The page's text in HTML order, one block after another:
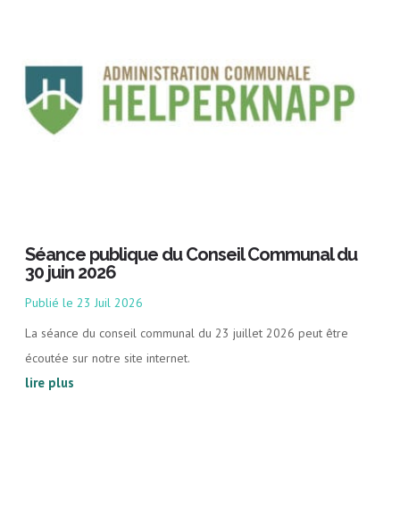
Séance publique du Conseil Communal du
30 juin 2026
23 Juil 2026
La séance du conseil communal du 23 juillet 2026 peut être
écoutée sur notre site internet.
lire plus